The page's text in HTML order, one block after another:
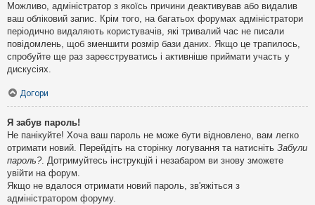
Можливо, адміністратор з якоїсь причини деактивував або видалив
ваш обліковий запис. Крім того, на багатьох форумах адміністратори
періодично видаляють користувачів, які тривалий час не писали
повідомлень, щоб зменшити розмір бази даних. Якщо це трапилось,
спробуйте ще раз зареєструватись і активніше приймати участь у
дискусіях.
Догори
Я забув пароль!
Не панікуйте! Хоча ваш пароль не може бути відновлено, вам легко
отримати новий. Перейдіть на сторінку логування та натисніть Забули
пароль?. Дотримуйтесь інструкцій і незабаром ви знову зможете
увійти на форум.
Якщо не вдалося отримати новий пароль, зв'яжіться з
адміністратором форуму.